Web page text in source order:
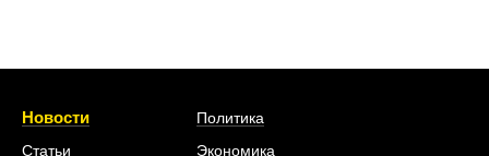
Новости
Статьи
Политика
Экономика